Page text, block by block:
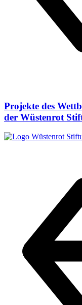
Projekte des
der Wüstenrot